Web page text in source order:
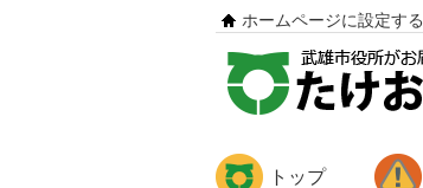
ホームページに設定する
トップ